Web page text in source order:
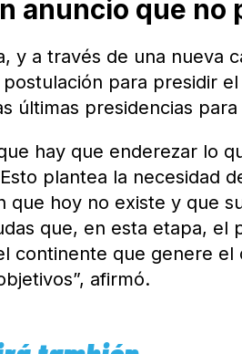
anuncio que no
y a través de una nueva
para presidir
últimas presidencias
hay que enderezar lo
plantea la necesidad
que hoy no existe y que
que, en esta etapa, el
continente que genere
afirmó.